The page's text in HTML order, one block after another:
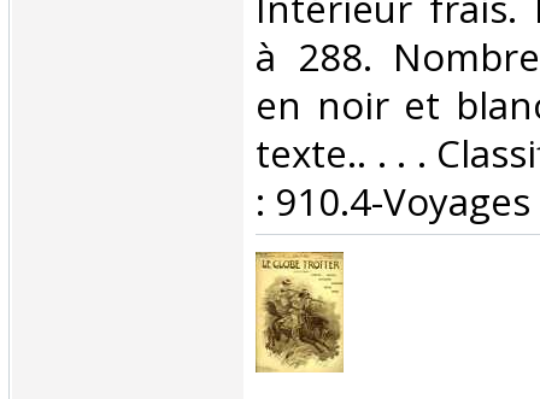
à 288.
en noir et
texte.. . . .
: 910.4-Voyages‎